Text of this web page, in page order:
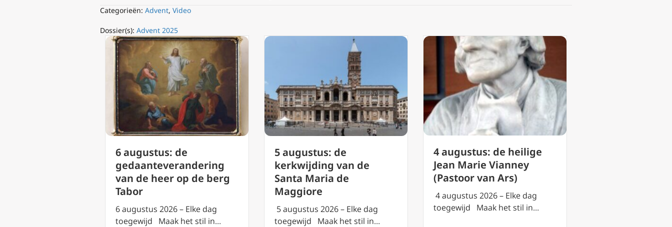
Categorieën: Advent, Video
Dossier(s): Advent 2025
6 augustus: de
gedaanteverandering
van de heer op de berg
Tabor
6 augustus 2026 – Elke dag
toegewijd Maak het stil in…
5 augustus: de
kerkwijding van de
Santa Maria de
Maggiore
5 augustus 2026 – Elke dag
toegewijd Maak het stil in…
4 augustus: de heilige
Jean Marie Vianney
(Pastoor van Ars)
4 augustus 2026 – Elke dag
toegewijd Maak het stil in…